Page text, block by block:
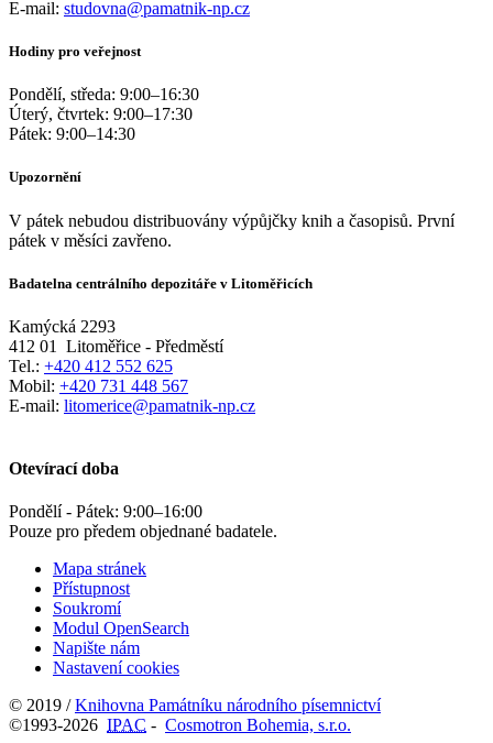
E-mail: studovna@pamatnik-np.cz
Hodiny pro veřejnost
Pondělí, středa: 9:00–16:30
Úterý, čtvrtek: 9:00–17:30
Pátek: 9:00–14:30
Upozornění
V pátek nebudou distribuovány výpůjčky knih a časopisů. První
pátek v měsíci zavřeno.
Badatelna centrálního depozitáře v Litoměřicích
Kamýcká 2293
412 01
Litoměřice - Předměstí
Tel.: +420 412 552 625
Mobil: +420 731 448 567
E-mail: litomerice@pamatnik-np.cz
Otevírací doba
Pondělí - Pátek: 9:00–16:00
Pouze pro předem objednané badatele.
Mapa stránek
Přístupnost
Soukromí
Modul OpenSearch
Napište nám
Nastavení cookies
© 2019 /Knihovna Památníku národního písemnictví
©1993-2026 IPAC - Cosmotron Bohemia, s.r.o.